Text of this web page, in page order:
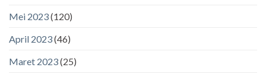
Mei 2023(120)
April 2023(46)
Maret 2023(25)